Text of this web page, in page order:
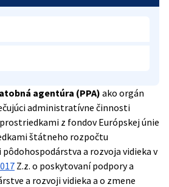
agentúra (PPA) ako orgán
administratívne činnosti
z fondov Európskej únie
štátneho rozpočtu
a rozvoja vidieka v
Z.z. o poskytovaní podpory a
a rozvoji vidieka a o zmene